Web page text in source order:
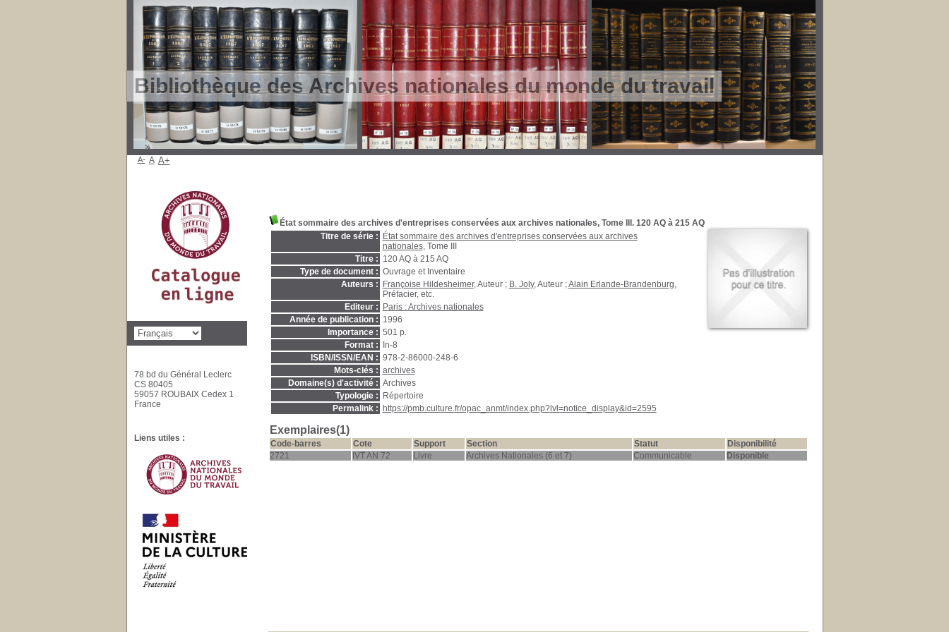
Bibliothèque des Archives nationales du monde du travail
État sommaire des archives d'entreprises conservées aux archives nationales, Tome III. 120 AQ à 215 AQ
Titre de série :
État sommaire des archives d'entreprises conservées aux archives
nationales, Tome III
Titre : 120 AQ à 215 AQ
Type de document : Ouvrage et Inventaire
Auteurs :
Françoise Hildesheimer, Auteur ; B. Joly, Auteur ;Alain Erlande-Brandenburg,
Préfacier, etc.
Editeur :
Paris : Archives nationales
Année de publication : 1996
Importance : 501 p.
Format :
In-8
ISBN/ISSN/EAN : 978-2-86000-248-6
Mots-clés : archives
Domaine(s) d'activité : Archives
Typologie :
Répertoire
Permalink :
https://pmb.culture.fr/opac_anmt/index.php?lvl=notice_display&id=2595
Exemplaires(1)
Code-barres Cote Support Section Statut
Disponibilité
2721
IVT AN 72 Livre Archives Nationales (6 et 7) Communicable Disponible
A- A A+
78 bd du Général Leclerc
CS 80405
59057 ROUBAIX Cedex 1
France
Liens utiles :